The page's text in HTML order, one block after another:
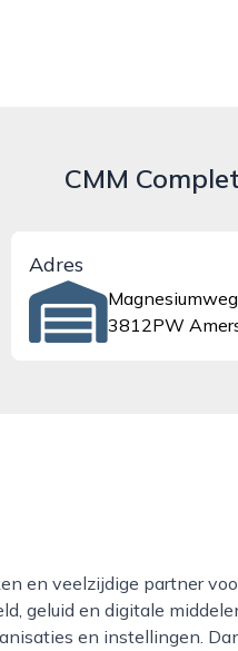
CMM
Adres
3812PW
geluid en digitale
en instellingen.